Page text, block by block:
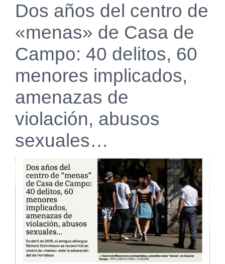
Dos años del centro de
«menas» de Casa de
Campo: 40 delitos, 60
menores implicados,
amenazas de
violación, abusos
sexuales…
Ver
imagen
más
grande